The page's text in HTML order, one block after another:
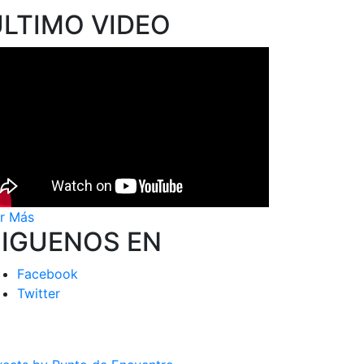
VIDEO
Más
EN
Facebook
Twitter